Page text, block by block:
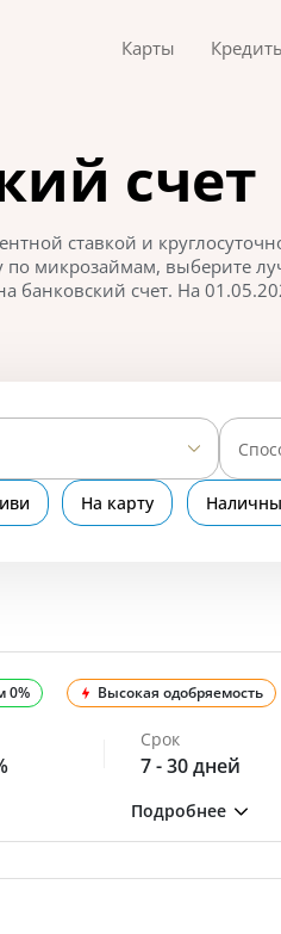
Карты
счет
ставкой и
по микрозаймам, выберите
банковский счет. На
На карту
0% Высокая одобряемость
Срок
7 - 30 дней